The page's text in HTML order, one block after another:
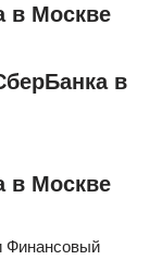
в Москве
в
в Москве
Финансовый